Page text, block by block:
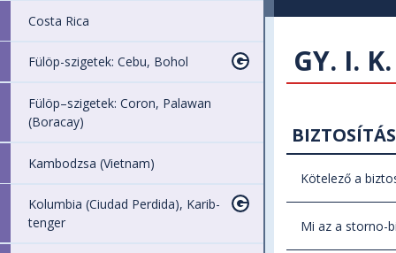
Costa Rica
Fülöp-szigetek: Cebu, Bohol
Fülöp–szigetek: Coron, Palawan
(Boracay)
Kambodzsa (Vietnam)
Kolumbia (Ciudad Perdida), Karib-
tenger
GY. I. K.
Kötelező a
Utazási
Mi az a storno-